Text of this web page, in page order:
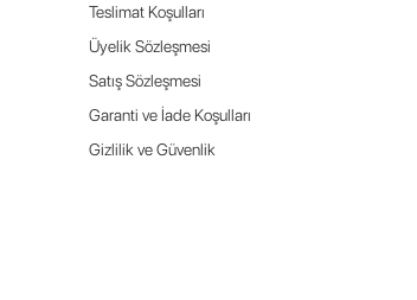
Teslimat Koşulları
Üyelik Sözleşmesi
Satış Sözleşmesi
Garanti ve İade Koşulları
Gizlilik ve Güvenlik